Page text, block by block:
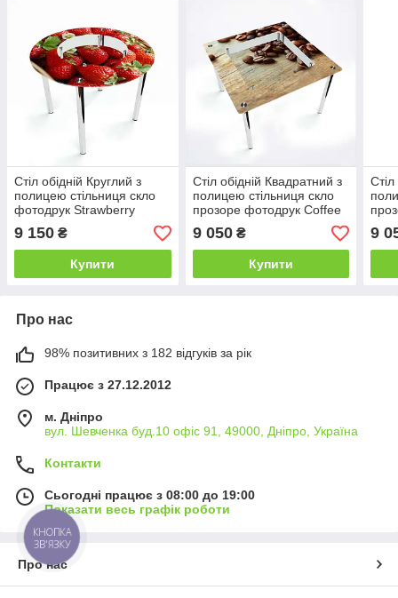
Стіл обідній Круглий з
полицею стільниця скло
фотодрук Strawberry
700х700*Еко мм (БЦ-Стіл
ТМ)
9 150 ₴
Купити
Стіл обідній Квадратний з
полицею стільниця скло
прозоре фотодрук Coffee
700х700*Еко мм (БЦ-Стіл
ТМ)
9 050₴
Купити
ТМ)
9
Про нас
98% позитивних з 182 відгуків за рік
Працює з 27.12.2012
м. Дніпро
вул. Шевченка буд.10 офіс 91, 49000, Дніпро, Україна
Контакти
Сьогодні працює з 08:00 до 19:00
Показати весь графік роботи
Про нас
КНОПКА
ЗВ'ЯЗКУ